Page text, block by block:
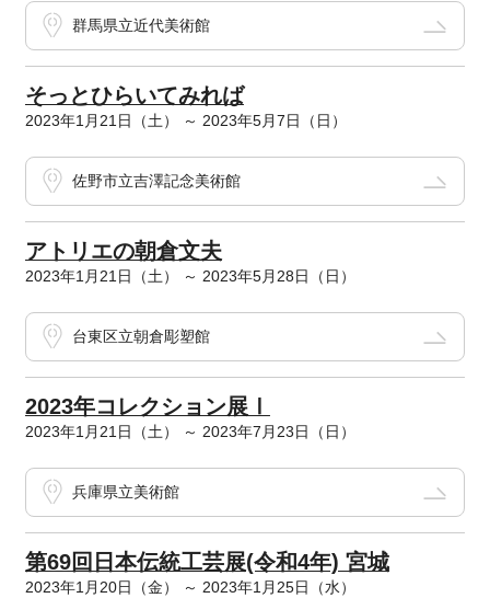
群馬県立近代美術館
そっとひらいてみれば
2023年1月21日（土） ～ 2023年5月7日（日）
佐野市立吉澤記念美術館
アトリエの朝倉文夫
2023年1月21日（土） ～ 2023年5月28日（日）
台東区立朝倉彫塑館
2023年コレクション展Ⅰ
2023年1月21日（土） ～ 2023年7月23日（日）
兵庫県立美術館
第69回日本伝統工芸展(令和4年) 宮城
2023年1月20日（金） ～ 2023年1月25日（水）